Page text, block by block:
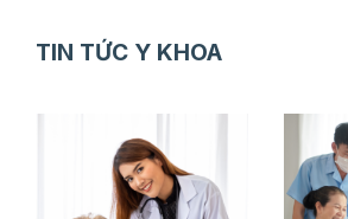
TIN TỨC Y KHOA